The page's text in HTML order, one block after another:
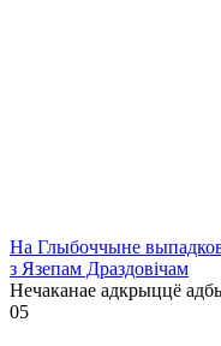
На Глыбоччыне
з Язепам Драздовічам
Нечаканае адкрыццё
05